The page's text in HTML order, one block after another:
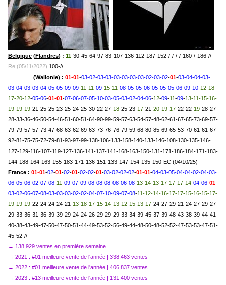
Belgique (Flandres) : 11-30-45-64-97-83-107-136-112-187-152-/-/-/-/-160-/-186-//
Re (05/11/2022) 100-//
(Wallonie) : 01-01-03-02-03-03-03-03-03-03-02-03-02-01-03-04-04-03-
03-04-03-03-04-05-05-09-09-11-11 -09-15-11-08-05-05-06-05-05-05-06-09-10-12-18-
17-20-12-05-06-01-01-07-06-07-05-10-03-05-03-02-04-06-12-09-11 -09-13-11-15-16-
19-19-19-21-25-25-23-25-24-25-30-22-27-18-25-23-17-21-20-19-17-22-22-19-28-27-
28-33-36-46-50-54-46-51-60-51-64-90-99-59-57-63-54-57-48-62-61-67-65-73-69-57-
79-79-57-57-73-47-68-63-62-69-63-73-76-76-79-59-68-80-85-69-65-53-70-61-61-67-
92-81-75-75-72-79-81-93-97-99-138-106-133-158-140-133-146-108-130-135-146-
127-129-116-107-119-127-136-141-137-141-168-163-150-131-171-186-184-171-183-
144-188-164-163-155-183-171-136-151-133-147-154-135-150-EC (04/10/25)
France : 01-01-02-01-02-01-02-02-01-03-02-02-02-01-01-04-03-05-04-04-02-04-03-
06-05-06-02-07-08-11 -09-07-09-08-08-08-08-06-08-13-14-13-17-17-17-14-04-06-01-
03-02-06-07-08-03-03-03-02-02-04-07-10-09-07-08-11-12-14-16-17-17-15-16-15-17-
19-19-19-22-24-24-24-21-13-18-17-15-14-13-12-15-13-17-24-27-29-21-24-27-29-27-
29-33-36-31-36-39-39-29-24-24-26-29-29-29-33-34-39-45-37-39-48-43-38-39-44-41-
40-38-43-49-47-50-47-50-51-44-49-53-52-56-49-44-48-50-48-52-52-47-53-53-47-51-
45-52-//
→ 138,929 ventes en première semaine
→ 2021 : #01 meilleure vente de l'année | 338,463 ventes
→ 2022 : #01 meilleure vente de l'année | 406,837 ventes
→ 2023 : #13 meilleure vente de l'année | 131,400 ventes